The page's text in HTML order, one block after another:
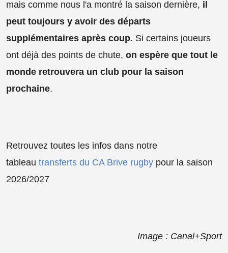
mais comme nous l'a montré la saison dernière, il
peut toujours y avoir des départs
supplémentaires après coup. Si certains joueurs
ont déjà des points de chute, on espère que tout le
monde retrouvera un club pour la saison
prochaine.
Retrouvez toutes les infos dans notre
tableau transferts du CA Brive rugby pour la saison
2026/2027
Image : Canal+Sport